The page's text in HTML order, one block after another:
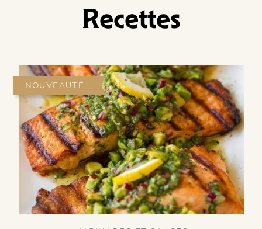
Recettes
NOUVEAUTÉ